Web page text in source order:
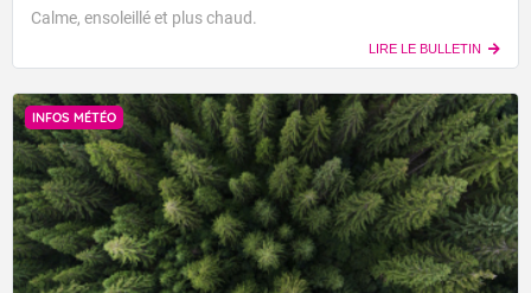
Calme, ensoleillé et plus chaud.
LIRE LE BULLETIN
INFOS MÉTÉO